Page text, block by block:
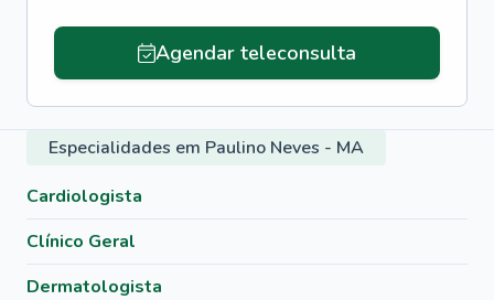
Agendar teleconsulta
Especialidades em Paulino Neves - MA
Cardiologista
Clínico Geral
Dermatologista